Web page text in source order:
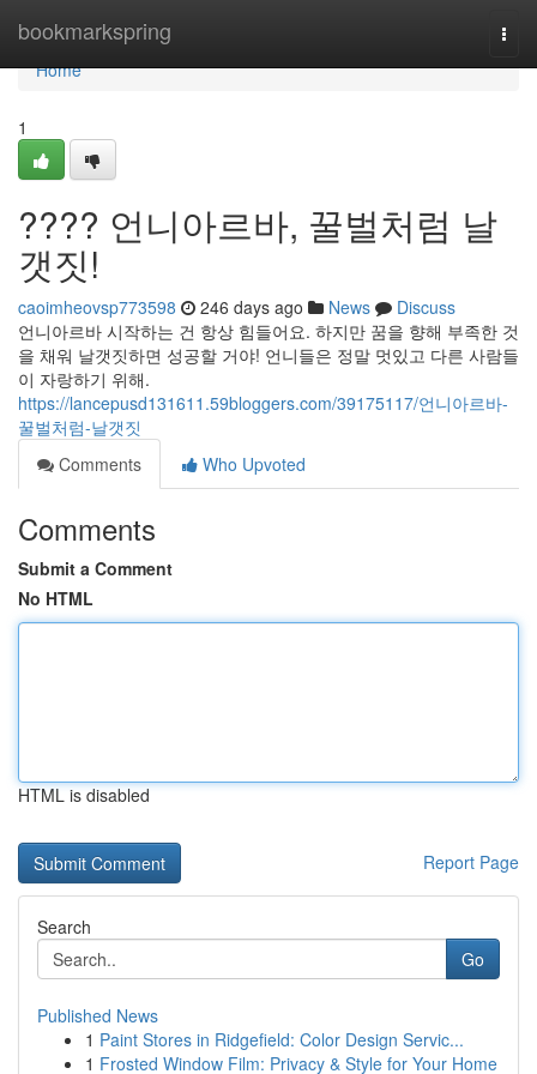
bookmarkspring
Home
Home
1
???? 언니아르바, 꿀벌처럼 날
갯짓!
caoimheovsp773598 246 days ago News
Discuss
언니아르바 시작하는 건 항상 힘들어요. 하지만 꿈을 향해 부족한 것
을 채워 날갯짓하면 성공할 거야! 언니들은 정말 멋있고 다른 사람들
이 자랑하기 위해.
https://lancepusd131611.59bloggers.com/39175117/언니아르바-
꿀벌처럼-날갯짓
Comments
Who Upvoted
Comments
Submit a Comment
No HTML
HTML is disabled
Report Page
Search
Go
Published News
1 Paint Stores in Ridgefield: Color Design Servic...
1 Frosted Window Film: Privacy & Style for Your Home